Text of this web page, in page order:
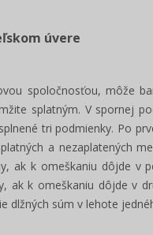
Pripravili sme prehľadný manuál
Zisti
úvere
spoločnosťou, môže
splatným. V spornej
tri podmienky. Po
a nezaplatených
ak k omeškaniu dôjde v
ak k omeškaniu dôjde v
dlžných súm v lehote